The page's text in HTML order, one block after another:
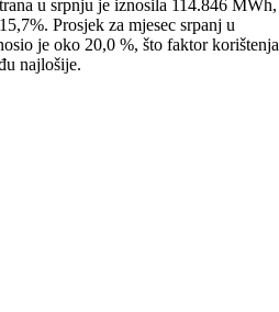
u srpnju je iznosila 114.846 MWh,
Prosjek za mjesec srpanj u
je oko 20,0 %, što faktor korištenja
najlošije.